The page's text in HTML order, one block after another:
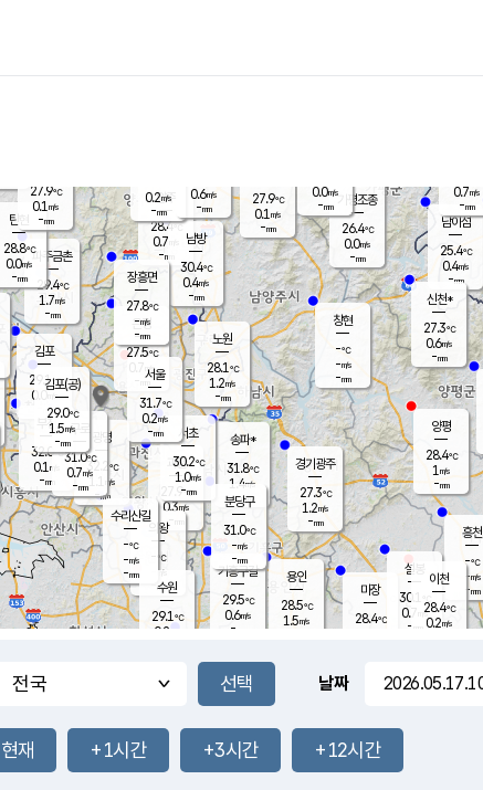
남이섬
25.4℃
0.4m/s
-mm
양주
28.4℃
0.7
-mm
과천
27.9℃
0.3m/s
- mm
-mm
-mm
용인
28.5℃
1.5m/s
경기광주
27.3℃
1.2m/s
-mm
0.7m/s
-mm
26.9
℃
파주금촌
29.4℃
1.7m/s
-mm
가평조종
26.4℃
0.0m/s
-mm
27.9℃
0.1 m/s
-mm
신천*
27.3℃
0.6m/s
-mm
창현
-℃
-m/s
-mm
탄현
28.8℃
0.0m/s
-mm
0.0m/s
-mm
30.3℃
1.5m/s
-mm
흥천
-℃
-m/s
-mm
마장
28.4℃
의왕
- ℃
m/s
mm
김포
29.1℃
0.0 m/s
mm
설봉
30.1
0.7 m/s
- mm
광명
32.2 ℃
1.1 m/s
-mm
부천
32.0℃
0.1 m/s
-mm
-mm
구로
31.0℃
0.7m/s
-mm
은평
27.5℃
0.7 m/s
- mm
노원
28.1℃
1.2m/s
-mm
송파*
31.8℃
1.4m/s
-mm
서초
30.2℃
1.0m/s
-mm
남방
30.4℃
0.4m/s
-mm
기흥구갈
29.5℃
0.6m/s
-
수리산길
-℃
-m/s
-mm
분당구
31.0℃
-m/s
-mm
장흥면
27.8℃
-m/s
-mm
0.2m/s
-mm
김포(공)
29.0℃
1.5m/s
-mm
이천
28.4℃
0.2m/s
양평
28.4℃
1 m/s
-mm
수원
29.1℃
0.2 m/s
서울
31.7℃
0.2m/s
-mm
27.9℃
0.1 m/s
-mm
0.6m/s
-mm
날짜
현재 +1시간 +3시간 +12시간